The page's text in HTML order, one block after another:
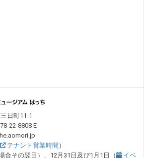
日町11-1
22-8808 E-
テナント営業時間 ）
合その翌日）、12月31日及び1月1日（
イベ